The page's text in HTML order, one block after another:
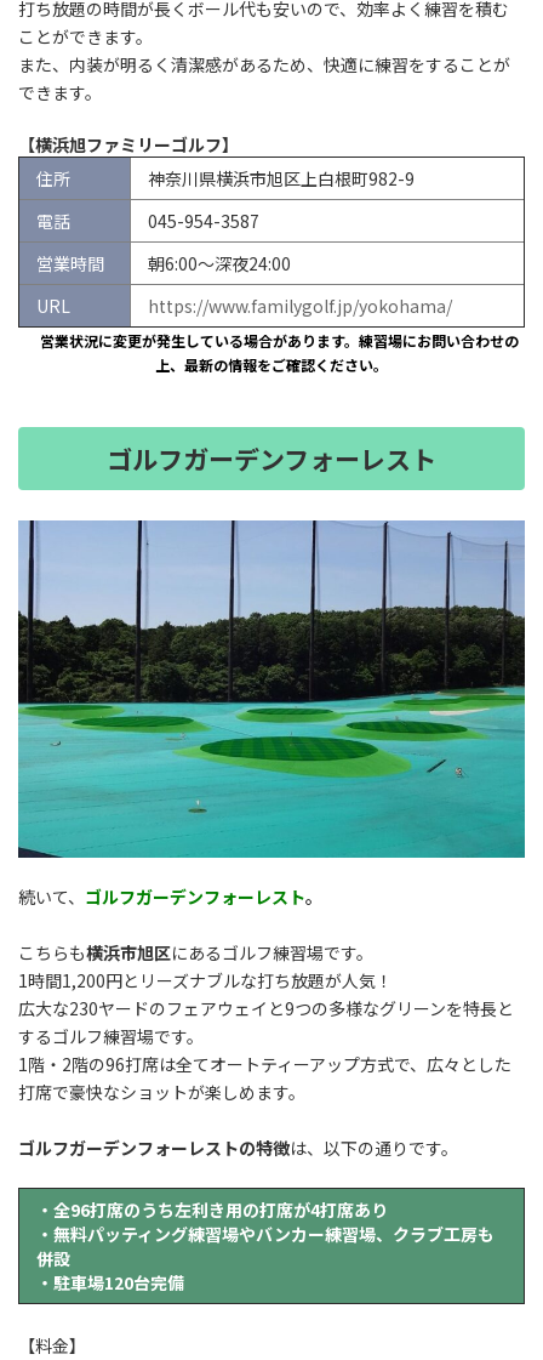
打ち放題の時間が長くボール代も安いので、効率よく練習を積む
ことができます。
また、内装が明るく清潔感があるため、快適に練習をすることが
できます。
【横浜旭ファミリーゴルフ】
住所
神奈川県横浜市旭区上白根町982-9
電話
045-954-3587
営業時間
朝6:00～深夜24:00
URL
https://www.familygolf.jp/yokohama/
営業状況に変更が発生している場合があります。練習場にお問い合わせの
上、最新の情報をご確認ください。
ゴルフガーデンフォーレスト
続いて、 ゴルフガーデンフォーレスト。
こちらも横浜市旭区にあるゴルフ練習場です。
1時間1,200円とリーズナブルな打ち放題が人気！
広大な230ヤードのフェアウェイと9つの多様なグリーンを特長と
するゴルフ練習場です。
1階・2階の96打席は全てオートティーアップ方式で、広々とした
打席で豪快なショットが楽しめます。
ゴルフガーデンフォーレストの特徴は、以下の通りです。
・全96打席のうち左利き用の打席が4打席あり
・無料パッティング練習場やバンカー練習場、クラブ工房も
併設
・駐車場120台完備
【料金】